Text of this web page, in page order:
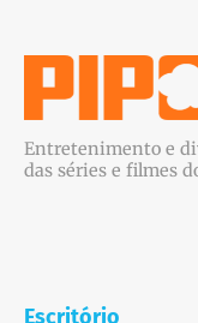
Entretenimento e
das séries e filmes
Escritório